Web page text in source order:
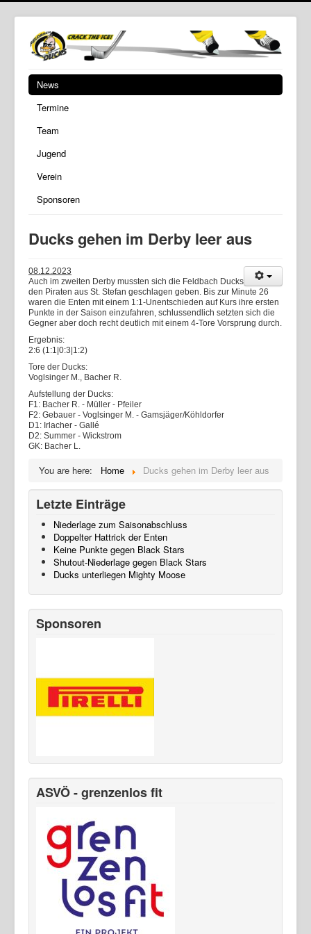
News
Termine
Team
Jugend
Verein
Sponsoren
Ducks gehen im Derby leer aus
08.12.2023
Auch im zweiten Derby mussten sich die Feldbach Ducks
den Piraten aus St. Stefan geschlagen geben. Bis zur Minute 26
waren die Enten mit einem 1:1-Unentschieden auf Kurs ihre ersten
Punkte in der Saison einzufahren, schlussendlich setzten sich die
Gegner aber doch recht deutlich mit einem 4-Tore Vorsprung durch.
Ergebnis:
2:6 (1:1|0:3|1:2)
Tore der Ducks:
Voglsinger M., Bacher R.
Aufstellung der Ducks:
F1: Bacher R. - Müller - Pfeiler
F2: Gebauer - Voglsinger M. - Gamsjäger/Köhldorfer
D1: Irlacher - Gallé
D2: Summer - Wickstrom
GK: Bacher L.
You are here: Home Ducks gehen im Derby leer aus
Letzte Einträge
Niederlage zum Saisonabschluss
Doppelter Hattrick der Enten
Keine Punkte gegen Black Stars
Shutout-Niederlage gegen Black Stars
Ducks unterliegen Mighty Moose
Sponsoren
ASVÖ - grenzenlos fit